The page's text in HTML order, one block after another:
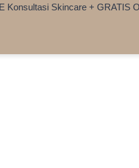
Konsultasi Skincare + GRATIS